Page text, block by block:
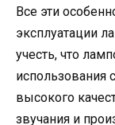
Все эти
эксплуатации
учесть, что
использования
высокого
звучания и